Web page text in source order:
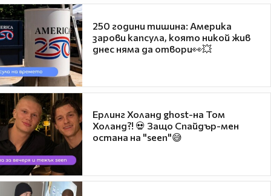
250 години тишина: Америка
зарови капсула, която никой жив
днес няма да отвори👀💥
Ерлинг Холанд ghost-на Том
Холанд?! 💀 Защо Спайдър-мен
остана на "seen"😅